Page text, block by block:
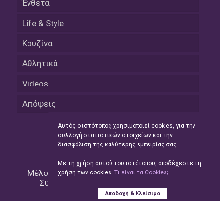
Ένθετα
Life & Style
Κουζίνα
Αθλητικά
Videos
Απόψεις
Μέλος του Δικτύου τηςHellas Press Media
Συντήρηση και Ανάπτυξη
Αυτός ο ιστότοπος χρησιμοποιεί cookies, για την
συλλογή στατιστικών στοιχείων και την
διασφάλιση της καλύτερης εμπειρίας σας.
Με τη χρήση αυτού του ιστότοπου, αποδέχεστε τη
χρήση των cookies. Tι είναι τα Cookies;
Αποδοχή & Κλείσιμο